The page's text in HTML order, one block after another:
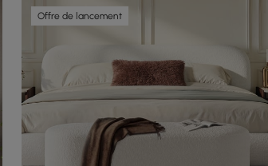
Offre de lancement